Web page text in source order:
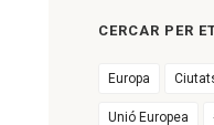
CERCAR PER
Europa
Unió Europea